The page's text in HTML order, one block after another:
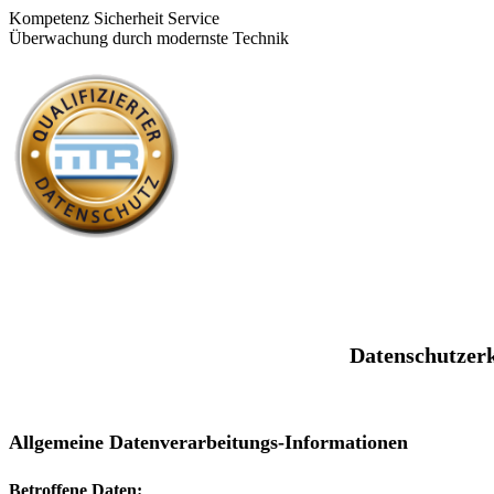
Kompetenz Sicherheit Service
Überwachung durch modernste Technik
Allgemeine Datenverarbeitungs-Informationen